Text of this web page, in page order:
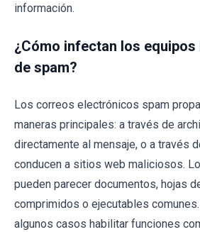
información.
¿Cómo infectan los equipos
de spam?
Los correos electrónicos spam
maneras principales: a través de
directamente al mensaje, o a través
conducen a sitios web maliciosos.
pueden parecer documentos, hojas
comprimidos o ejecutables
algunos casos habilitar funciones